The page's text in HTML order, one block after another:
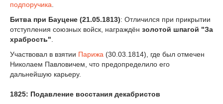
подпоручика.
Битва при Бауцене (21.05.1813): Отличился при прикрытии
отступления союзных войск, награждён золотой шпагой "За
храбрость"
Участвовал в взятии Парижа (30.03.1814), где был отмечен
Николаем Павловичем, что предопределило его
дальнейшую карьеру.
1825: Подавление восстания декабристов